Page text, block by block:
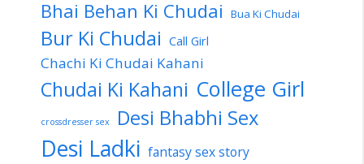
Bhai Behan Ki Chudai Bua Ki Chudai
Bur Ki Chudai Call Girl
Chachi Ki Chudai Kahani
Chudai Ki Kahani College Girl
crossdresser sex Desi Bhabhi Sex
Desi Ladki fantasy sex story